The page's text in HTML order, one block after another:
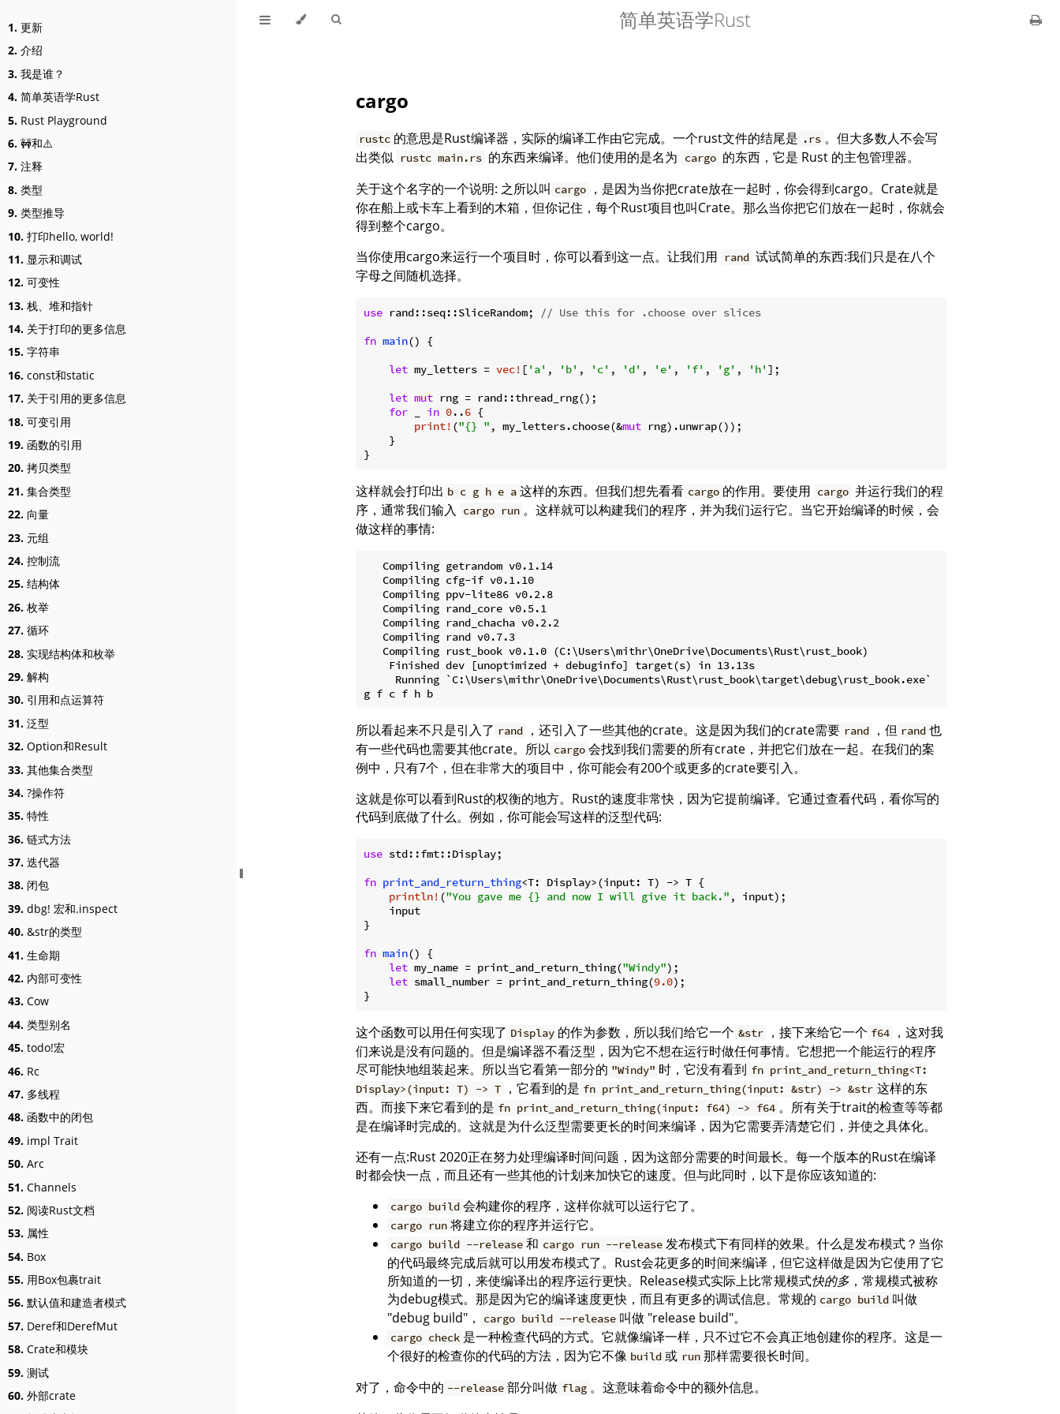
1. 更新
2. 介绍
3. 我是谁？
4. 简单英语学Rust
5. Rust Playground
6. 🚧和⚠️
7. 注释
8. 类型
9. 类型推导
10. 打印hello, world!
11. 显示和调试
12. 可变性
13. 栈、堆和指针
14. 关于打印的更多信息
15. 字符串
16. const和static
17. 关于引用的更多信息
18. 可变引用
19. 函数的引用
20. 拷贝类型
21. 集合类型
22. 向量
23. 元组
24. 控制流
25. 结构体
26. 枚举
27. 循环
28. 实现结构体和枚举
29. 解构
30. 引用和点运算符
31. 泛型
32. Option和Result
33. 其他集合类型
34. ?操作符
35. 特性
36. 链式方法
37. 迭代器
38. 闭包
39. dbg! 宏和.inspect
40. &str的类型
41. 生命期
42. 内部可变性
43. Cow
44. 类型别名
45. todo!宏
46. Rc
47. 多线程
48. 函数中的闭包
49. impl Trait
50. Arc
51. Channels
52. 阅读Rust文档
53. 属性
54. Box
55. 用Box包裹trait
56. 默认值和建造者模式
57. Deref和DerefMut
58. Crate和模块
59. 测试
60. 外部crate
简单英语学Rust
cargo
rustc 的意思是Rust编译器，实际的编译工作由它完成。一个rust文件的结尾是 .rs 。但大多数人不会写
出类似 rustc main.rs 的东西来编译。他们使用的是名为 cargo 的东西，它是 Rust 的主包管理器。
关于这个名字的一个说明: 之所以叫 cargo
，是因为当你把crate放在一起时，你会得到cargo。Crate就是
你在船上或卡车上看到的木箱，但你记住，每个Rust项目也叫Crate。那么当你把它们放在一起时，你就会
得到整个cargo。
当你使用cargo来运行一个项目时，你可以看到这一点。让我们用
rand 试试简单的东西:我们只是在八个
字母之间随机选择。
use rand::seq::SliceRandom;
// Use this for .choose over slices
fn main() {
let my_letters = vec! [ 'a' , 'b' , 'c' , 'd' , 'e' , 'f' , 'g' , 'h' ];
let mut rng = rand::thread_rng();
for
in 0..6 {
print! ("{} " , my_letters.choose(&mut rng).unwrap());
    }
}
这样就会打印出 b c g h e a 这样的东西。但我们想先看看 cargo 的作用。要使用 cargo 并运行我们的程
序，通常我们输入
cargo run 。这样就可以构建我们的程序，并为我们运行它。当它开始编译的时候，会
做这样的事情:
   Compiling getrandom v0.1.14
   Compiling cfg-if v0.1.10
   Compiling ppv-lite86 v0.2.8
   Compiling rand_core v0.5.1
   Compiling rand_chacha v0.2.2
   Compiling rand v0.7.3
   Compiling rust_book v0.1.0 (C:\Users\mithr\OneDrive\Documents\Rust\rust_book)
    Finished dev [unoptimized + debuginfo] target(s) in 13.13s
     Running `C:\Users\mithr\OneDrive\Documents\Rust\rust_book\target\debug\rust_book.exe`
所以看起来不只是引入了 rand ，还引入了一些其他的crate。这是因为我们的crate需要 rand ，但 rand 也
有一些代码也需要其他crate。所以 cargo 会找到我们需要的所有crate，并把它们放在一起。在我们的案
例中，只有7个，但在非常大的项目中，你可能会有200个或更多的crate要引入。
这就是你可以看到Rust的权衡的地方。Rust的速度非常快，因为它提前编译。它通过查看代码，看你写的
代码到底做了什么。例如，你可能会写这样的泛型代码:
use std::fmt::Display;
fn print_and_return_thing<T: Display>(input: T) -> T {
println! ("You gave me {} and now I will give it back." , input);
    input
}
fn main() {
let my_name = print_and_return_thing("Windy");
let small_number = print_and_return_thing(9.0);
}
这个函数可以用任何实现了 Display 的作为参数，所以我们给它一个 &str ，接下来给它一个 f64
，这对我
们来说是没有问题的。但是编译器不看泛型，因为它不想在运行时做任何事情。它想把一个能运行的程序
尽可能快地组装起来。所以当它看第一部分的 "Windy" 时，它没有看到 fn print_and_return_thing<T:
Display>(input: T) -> T
，它看到的是 fn print_and_return_thing(input: &str) -> &str 这样的东
西。而接下来它看到的是 fn print_and_return_thing(input: f64) -> f64 。所有关于trait的检查等等都
是在编译时完成的。这就是为什么泛型需要更长的时间来编译，因为它需要弄清楚它们，并使之具体化。
还有一点:Rust 2020正在努力处理编译时间问题，因为这部分需要的时间最长。每一个版本的Rust在编译
时都会快一点，而且还有一些其他的计划来加快它的速度。但与此同时，以下是你应该知道的:
cargo build 会构建你的程序，这样你就可以运行它了。
cargo run 将建立你的程序并运行它。
cargo build --release 和 cargo run --release 发布模式下有同样的效果。什么是发布模式？当你
的代码最终完成后就可以用发布模式了。Rust会花更多的时间来编译，但它这样做是因为它使用了它
所知道的一切，来使编译出的程序运行更快。Release模式实际上比常规模式快的多 ，常规模式被称
为debug模式。那是因为它的编译速度更快，而且有更多的调试信息。常规的 cargo build 叫做
"debug build"，
cargo build --release 叫做 "release build"。
cargo check 是一种检查代码的方式。它就像编译一样，只不过它不会真正地创建你的程序。这是一
个很好的检查你的代码的方法，因为它不像 build 或 run 那样需要很长时间。
对了，命令中的 --release 部分叫做 flag 。这意味着命令中的额外信息。